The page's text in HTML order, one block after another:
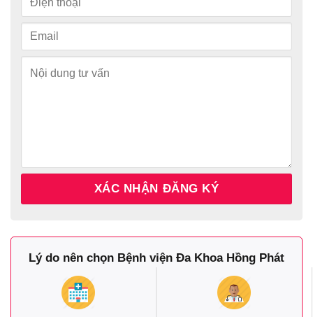
Lý do nên chọn Bệnh viện Đa Khoa Hồng Phát